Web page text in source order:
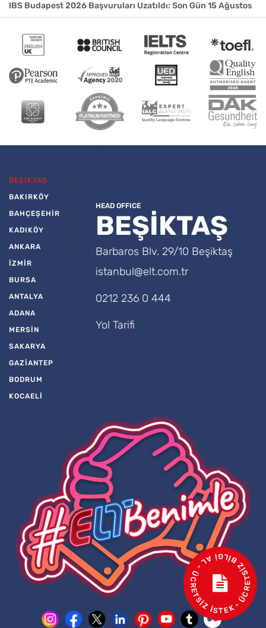
IBS Budapest 2026 Başvuruları Uzatıldı: Son Gün 15 Ağustos
BEŞİKTAŞ
BAKIRKÖY
BAHÇEŞEHİR
KADIKÖY
ANKARA
İZMİR
BURSA
ANTALYA
ADANA
MERSİN
SAKARYA
GAZİANTEP
BODRUM
KOCAELİ
HEAD OFFICE
BEŞİKTAŞ
Barbaros Blv. 29/10 Beşiktaş
istanbul@elt.com.tr
0212 236 0 444
Yol Tarifi
- ÜCRETSİZ BİLGİ AL - ÜCRETSİZ İSTEK